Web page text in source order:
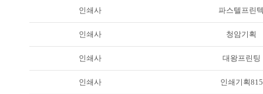
인쇄사 파스텔프린
인쇄사 청암기획
인쇄사 대왕프린팅
인쇄사 인쇄기획815